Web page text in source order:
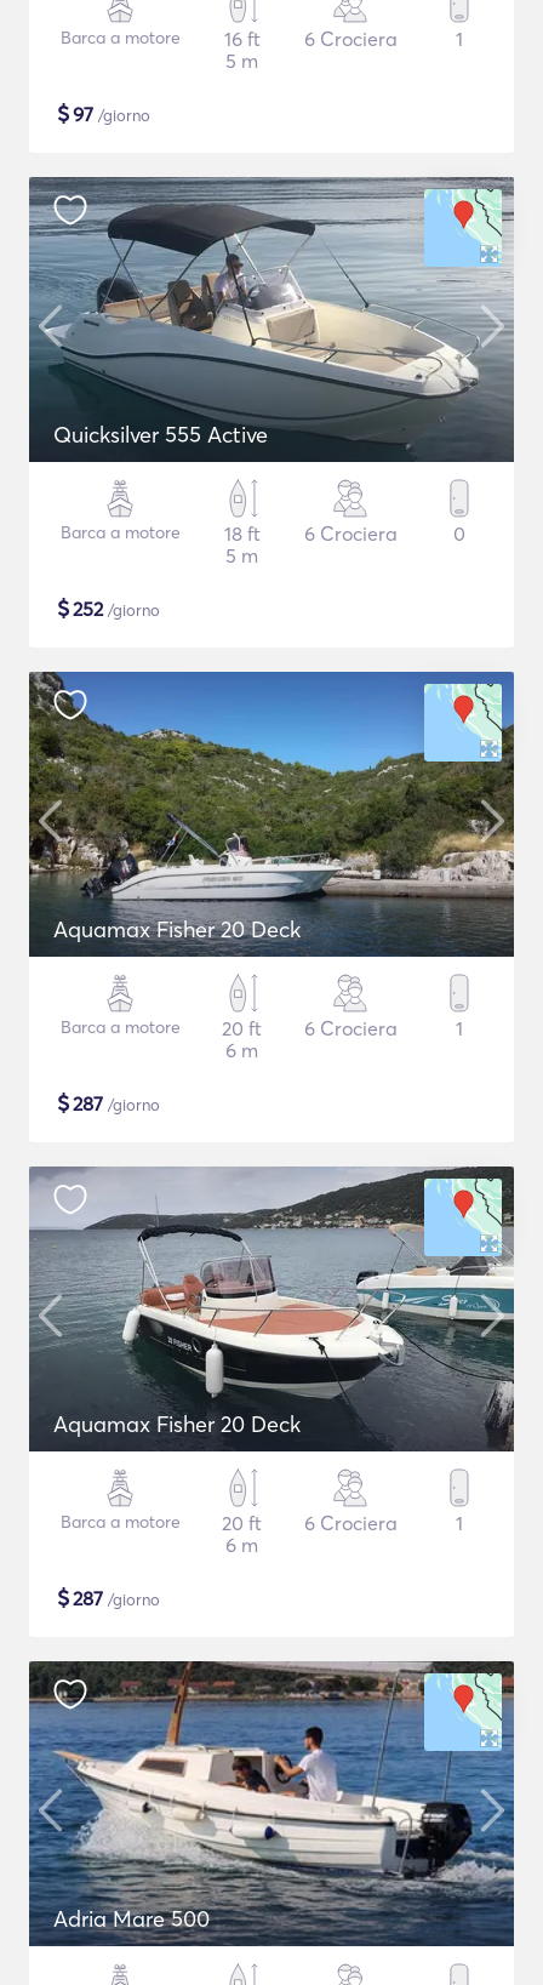
Barca a motore
16 ft
5 m
6 Crociera 1
$97 /giorno
Quicksilver 555 Active
Barca a motore
18 ft
5 m
6 Crociera 0
$252/giorno
Aquamax Fisher 20 Deck
Barca a motore
20 ft
6 m
6 Crociera 1
$287 /giorno
Aquamax Fisher 20 Deck
Barca a motore
20 ft
6 m
6 Crociera 1
$287 /giorno
Adria Mare 500